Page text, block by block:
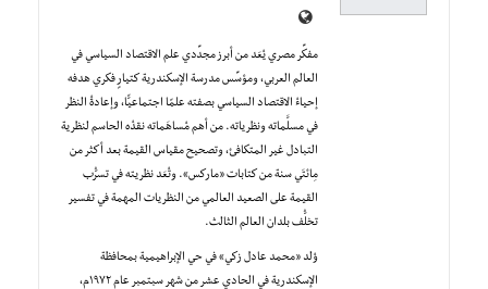
مفكِّر مصري يُعَد من أبرز مجدِّدي علم الاقتصاد السياسي في
العالم العربي، ومؤسِّس مدرسة الإسكندرية كتيارٍ فكري هدفه
إحياءُ الاقتصاد السياسي بصفته علمًا اجتماعيًّا، وإعادةُ النظر
في مسلَّماته ونظرياته. من أهم مُساهَماته نقدُه الحاسم لنظرية
التبادل غير المتكافئ، وتصحيح مقياس القيمة بعد أكثر من
مِائتَي سنة من كتابات «ماركس». وتُعَد نظريته في تسرُّب
القيمة على الصعيد العالمي من النظريات المهمة في تفسير
تخلُّف بلدان العالم الثالث.
وُلِد «محمد عادل زكي» في حي الإبراهيمية بمحافظة
الإسكندرية في الحادي عشر من شهر سبتمبر عام ١٩٧٢م،